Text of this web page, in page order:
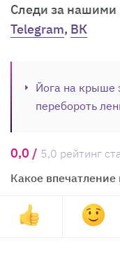
Cледи за
Telegram, ВК
Йога на крыше
перебороть
0,0 / 5,0 рейтинг
Какое впечатление